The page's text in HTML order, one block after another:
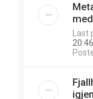
20:46
igjen